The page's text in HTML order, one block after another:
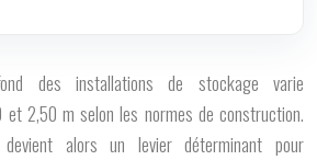
des installations de stockage varie
et 2,50 m selon les normes de construction.
devient alors un levier déterminant pour